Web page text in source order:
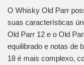
O Whisky Old Parr
suas características
Old Parr 12 e o Old
equilibrado e notas de
18 é mais complexo,